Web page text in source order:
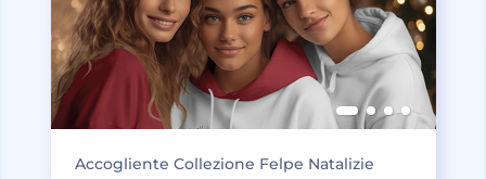
Accogliente Collezione Felpe Natalizie